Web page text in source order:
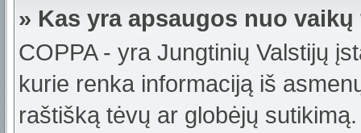
» Kas yra apsaugos nuo
COPPA - yra Jungtinių Valstijų
kurie renka informaciją iš
raštišką tėvų ar globėjų